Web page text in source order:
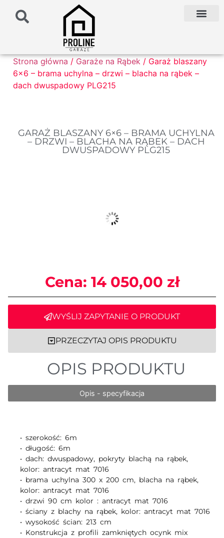
Strona główna / Garaże na Rąbek / Garaż blaszany
6×6 – brama uchylna – drzwi – blacha na rąbek –
dach dwuspadowy PLG215
GARAŻ BLASZANY 6×6 – BRAMA UCHYLNA
– DRZWI – BLACHA NA RĄBEK – DACH
DWUSPADOWY PLG215
Cena: 14 050,00 zł
WYŚLIJ ZAPYTANIE O PRODUKT
PRZECZYTAJ OPIS PRODUKTU
OPIS PRODUKTU
Opis - specyfikacja
• szerokość: 6m
• długość: 6m
• dach: dwuspadowy, pokryty blachą na rąbek,
kolor: antracyt mat 7016
• brama uchylna 300 x 200 cm, blacha na rąbek,
kolor: antracyt mat 7016
• drzwi 90 cm kolor : antracyt mat 7016
• ściany z blachy na rąbek, kolor: antracyt mat 7016
• wysokość ścian: 213 cm
• Konstrukcja z profili zamkniętych ocynk mix